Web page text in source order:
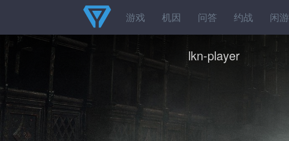
游戏 机因 问答 约战 闲游
lkn-player